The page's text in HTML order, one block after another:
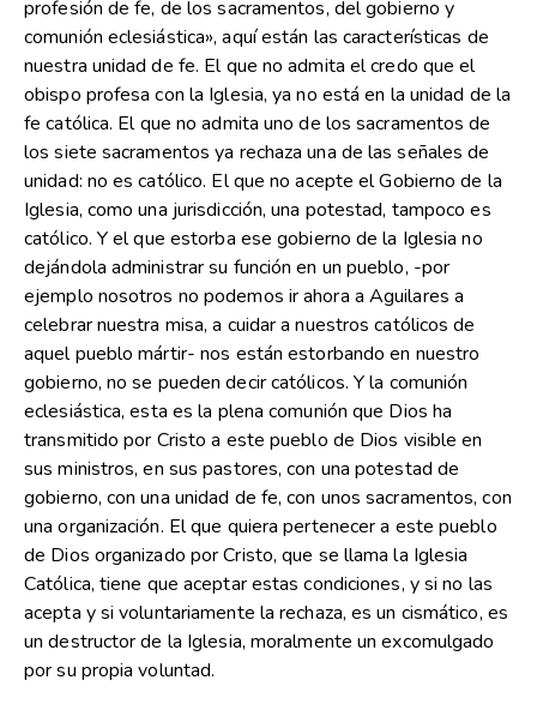
profesión de fe, de los sacramentos, del gobierno y
comunión eclesiástica», aquí están las características de
nuestra unidad de fe. El que no admita el credo que el
obispo profesa con la Iglesia, ya no está en la unidad de la
fe católica. El que no admita uno de los sacramentos de
los siete sacramentos ya rechaza una de las señales de
unidad: no es católico. El que no acepte el Gobierno de la
Iglesia, como una jurisdicción, una potestad, tampoco es
católico. Y el que estorba ese gobierno de la Iglesia no
dejándola administrar su función en un pueblo, -por
ejemplo nosotros no podemos ir ahora a Aguilares a
celebrar nuestra misa, a cuidar a nuestros católicos de
aquel pueblo mártir- nos están estorbando en nuestro
gobierno, no se pueden decir católicos. Y la comunión
eclesiástica, esta es la plena comunión que Dios ha
transmitido por Cristo a este pueblo de Dios visible en
sus ministros, en sus pastores, con una potestad de
gobierno, con una unidad de fe, con unos sacramentos, con
una organización. El que quiera pertenecer a este pueblo
de Dios organizado por Cristo, que se llama la Iglesia
Católica, tiene que aceptar estas condiciones, y si no las
acepta y si voluntariamente la rechaza, es un cismático, es
un destructor de la Iglesia, moralmente un excomulgado
por su propia voluntad.